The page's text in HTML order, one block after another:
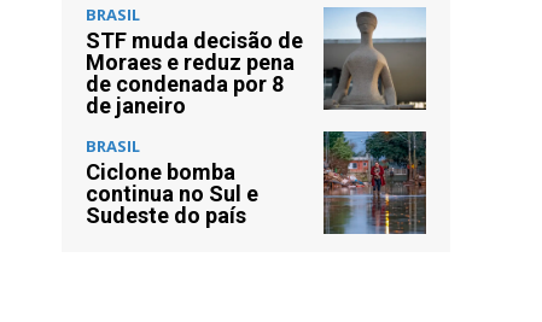
BRASIL
STF muda decisão de
Moraes e reduz pena
de condenada por 8
de janeiro
BRASIL
Ciclone bomba
continua no Sul e
Sudeste do país